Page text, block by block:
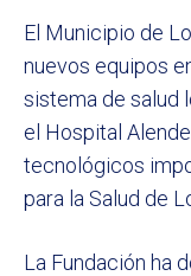
El Municipio de
nuevos equipos
sistema de salud
el Hospital
tecnológicos
para la Salud de
La Fundación ha